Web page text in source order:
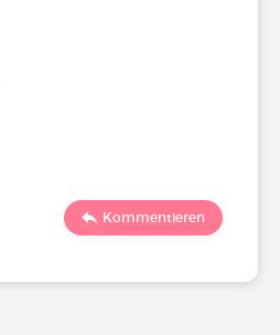
Kommentieren